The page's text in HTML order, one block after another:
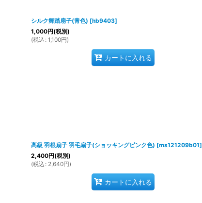
シルク舞踏扇子(青色) [hb9403]
1,000円(税別)
(税込 : 1,100円)
カートに入れる
高級 羽根扇子 羽毛扇子(ショッキングピンク色) [ms121209b01]
2,400円(税別)
(税込 : 2,640円)
カートに入れる